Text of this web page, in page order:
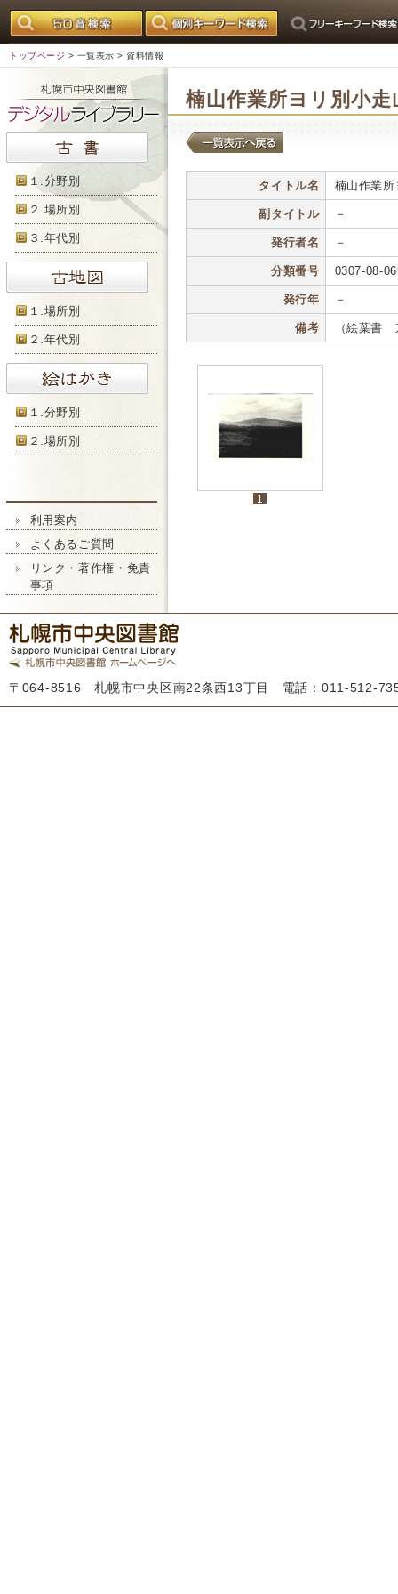
トップページ > 一覧表示 > 資料情報
１.分野別
２.場所別
３.年代別
１.場所別
２.年代別
１.分野別
２.場所別
利用案内
よくあるご質問
リンク・著作権・免責
事項
楠山作業所ヨリ別小
タイトル名 楠山作業
副タイトル －
発行者名 －
分類番号 0307-08-
発行年 －
備考 （絵葉書
1
〒064-8516 札幌市中央区南22条西13丁目 電話：011-512-